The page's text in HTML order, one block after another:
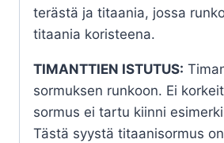
terästä ja titaania, jossa
titaania koristeena.
TIMANTTIEN ISTUTUS:
sormuksen runkoon. Ei
sormus ei tartu kiinni
Tästä syystä titaanisormus